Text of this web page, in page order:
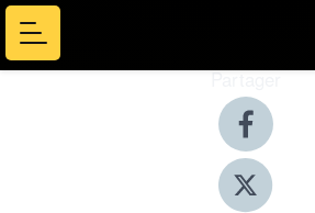
Partager